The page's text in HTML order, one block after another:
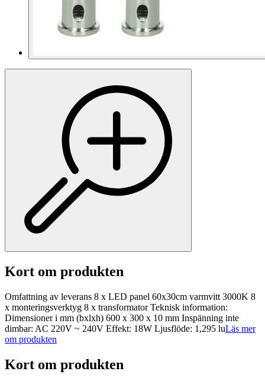
Kort om produkten
Omfattning av leverans 8 x LED panel 60x30cm varmvitt 3000K 8
x monteringsverktyg 8 x transformator Teknisk information:
Dimensioner i mm (bxlxh) 600 x 300 x 10 mm Inspänning inte
dimbar: AC 220V ~ 240V Effekt: 18W Ljusflöde: 1,295 luLäs mer
om produkten
Kort om produkten